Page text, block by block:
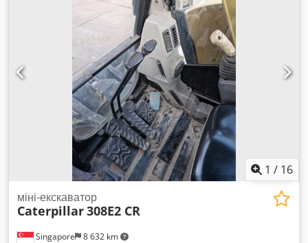
1 / 16
Singapore 8 632 km
міні-екскаватор
Caterpillar308E2 CR